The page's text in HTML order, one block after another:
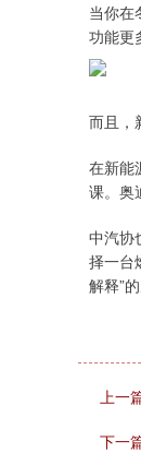
当你在
功能更
而且，
在新能
课。奥
中汽协
择一台
解释”
上一
下一